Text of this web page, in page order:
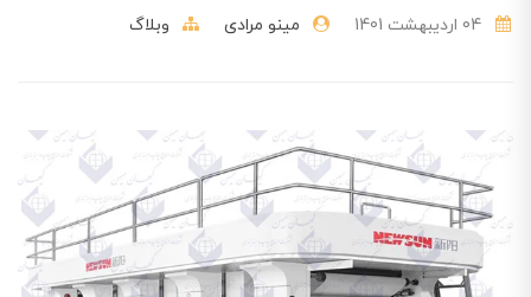
مینو مرادی وبلاگ